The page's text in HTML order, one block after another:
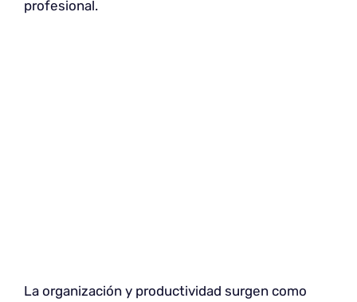
profesional.
La organización y productividad surgen como